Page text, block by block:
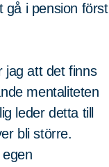
gå i pension först
jag att det finns
mentaliteten
leder detta till
bli större.